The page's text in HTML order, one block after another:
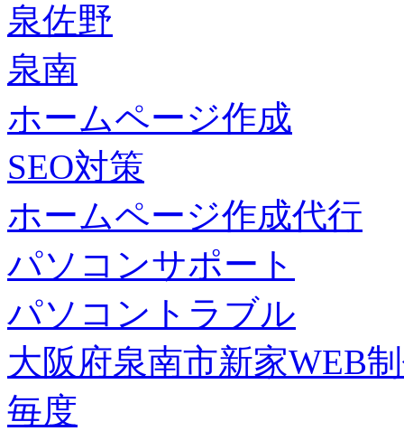
泉佐野
泉南
ホームページ作成
SEO対策
ホームページ作成代行
パソコンサポート
パソコントラブル
大阪府泉南市新家WEB
毎度